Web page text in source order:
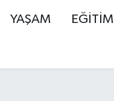
YAŞAM EĞİTİM